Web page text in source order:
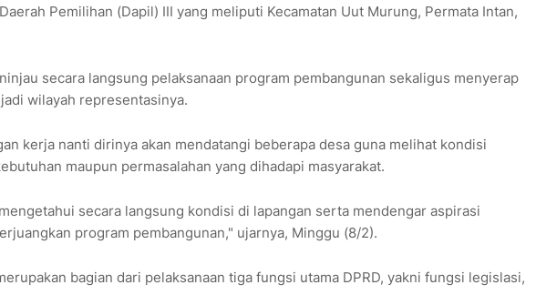
Pemilihan (Dapil) III yang meliputi Kecamatan Uut Murung, Permata Intan,
secara langsung pelaksanaan program pembangunan sekaligus menyerap
wilayah representasinya.
kerja nanti dirinya akan mendatangi beberapa desa guna melihat kondisi
maupun permasalahan yang dihadapi masyarakat.
secara langsung kondisi di lapangan serta mendengar aspirasi
program pembangunan," ujarnya, Minggu (8/2).
bagian dari pelaksanaan tiga fungsi utama DPRD, yakni fungsi legislasi,